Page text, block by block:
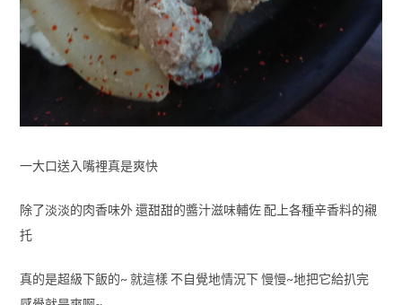
一大口送入嘴裡真是爽快
除了淡淡的肉香味外 還甜甜的醬汁滋味輔佐 配上各種辛香料的襯
托
真的是超級下飯的~ 就這樣 不自覺地情況下 慢慢~地把它給扒完